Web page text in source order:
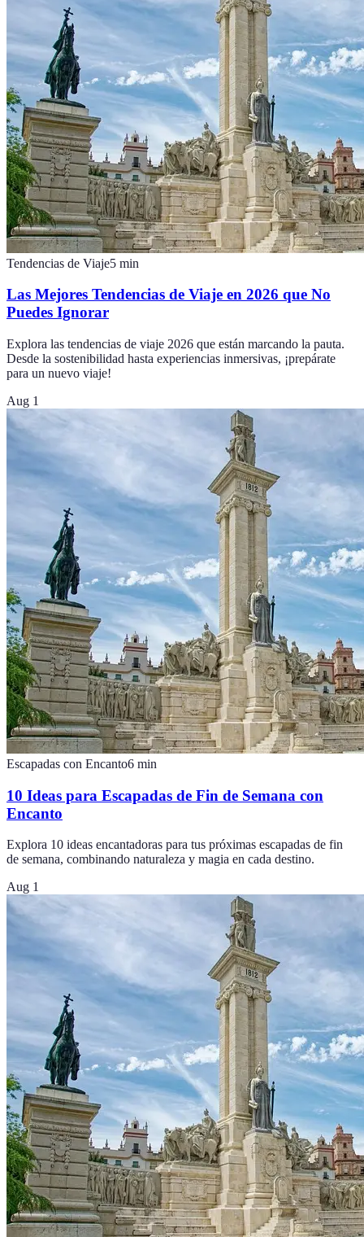
Tendencias de Viaje5 min
Las Mejores Tendencias de Viaje en 2026 que No
Puedes Ignorar
Explora las tendencias de viaje 2026 que están marcando la pauta.
Desde la sostenibilidad hasta experiencias inmersivas, ¡prepárate
para un nuevo viaje!
Aug 1
Escapadas con Encanto6 min
10 Ideas para Escapadas de Fin de Semana con
Encanto
Explora 10 ideas encantadoras para tus próximas escapadas de fin
de semana, combinando naturaleza y magia en cada destino.
Aug 1